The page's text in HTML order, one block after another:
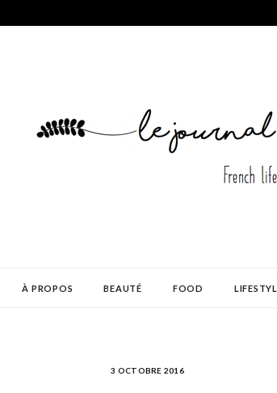
À PROPOS BEAUTÉ FOOD
3 OCTOBRE 2016